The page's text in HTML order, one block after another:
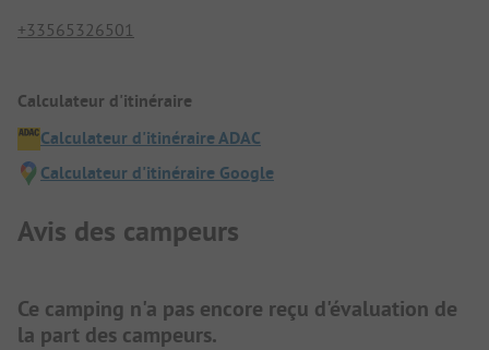
+33565326501
Calculateur d'itinéraire
Calculateur d'itinéraire ADAC
Calculateur d'itinéraire Google
Avis des campeurs
Ce camping n'a pas encore reçu d'évaluation de
la part des campeurs.